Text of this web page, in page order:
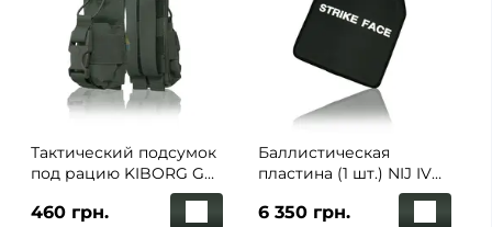
Тактический подсумок
под рацию KIBORG GU
Single Mag Pouch Хаки
460 грн.
Баллистическая
пластина (1 шт.) NIJ IV
(6 класс ДСТУ) вес 2,8
кг Al2O3+PE
6 350 грн.